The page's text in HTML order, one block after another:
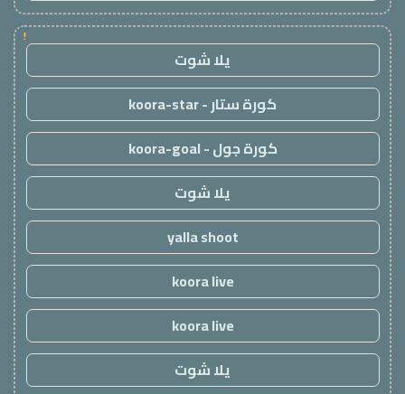
!
يلا شوت
كورة ستار - koora-star
كورة جول - koora-goal
يلا شوت
yalla shoot
koora live
koora live
يلا شوت